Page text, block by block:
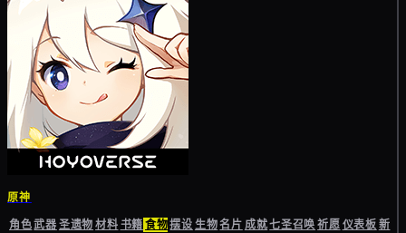
原神
角色武器圣遗物材料书籍食物摆设生物名片成就七圣召唤祈愿仪表板新